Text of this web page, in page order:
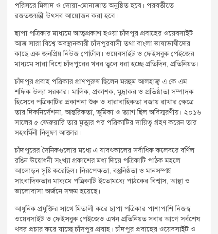
পরিসরে মিলাদ ও দোয়া-মোনাজাত অনুষ্ঠিত হবে। পরবর্তীতে
রজতজয়ন্তী উৎসব আয়োজন করা হবে।
ছাপা পত্রিকার মাধ্যমে আত্মপ্রকাশ হওয়া চাঁদপুর প্রবাহের ওয়েবসাইট
আজ সারা বিশ্বে অবস্থানকারী চাঁদপুরবাসী তথা বাংলা ভাষাভাষীদের
কাছে এক জনপ্রিয় নিউজ পোর্টাল। ওয়েবসাইট ও ফেইসবুক পেইজের
মাধ্যমে সারা বিশ্বে চাঁদপুরের খবর তুলে ধরা হচ্ছে প্রতিদিন, প্রতিনিয়ত।
চাঁদপুর প্রবাহ পত্রিকার প্রাণপুরুষ ছিলেন মরহুম আলহাজ্ব এ কে এম
শফিক উল্যা সরকার। মালিক, প্রকাশক, মুদ্রাকর ও প্রতিষ্ঠাতা সম্পাদক
হিসেবে পত্রিকাটির প্রকাশনা শুরু ও ধারাবাহিকতা বজায় রাখার ক্ষেত্রে
তার দিকনির্দেশনা, আন্তরিকতা, ভূমিকা ও ত্যাগ ছিল অবিস্মরণীয়। ২০১৬
সালের ৫ ফেব্রুয়ারি তার মৃত্যুর পর পত্রিকাটির দায়িত্ব গ্রহণ করেন তার
সহধর্মিনী নিলুফা আক্তার।
চাঁদপুরের দৈনিকগুলোর মধ্যে এ যাবৎকালের সর্বাধিক কলেবরে বর্ণিল
রঙিন উদ্বোধনী সংখ্যা প্রকাশের মধ্য দিয়ে পত্রিকাটি পাঠক মহলে
আলোড়ন সৃষ্টি করেছিল। নিরপেক্ষতা, বস্তুনিষ্ঠতা ও মানসম্পন্ন
সাংবাদিকতার মাধ্যমে পত্রিকাটি ইতোমধ্যে পাঠকের বিশ্বাস, আস্থা ও
ভালোবাসা অর্জনে সক্ষম হয়েছে।
আধুনিক প্রযুক্তির সাথে মিতালী করে ছাপা পত্রিকার পাশাপাশি নিজস্ব
ওয়েবসাইট ও ফেইসবুক পেইজেও এখন প্রতিনিয়ত সবার আগে সর্বশেষ
খবর প্রচার করে যাচ্ছে চাঁদপুর প্রবাহ। চাঁদপুর প্রবাহের ওয়েবসাইট ও